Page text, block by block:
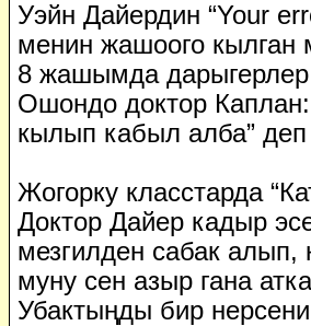
Уэйн Дайердин “Your
менин жашоого кылган
8 жашымда
Ошондо доктор
кылып кабыл алба” деп
Жогорку класстарда
Доктор Дайер кадыр
мезгилден сабак алып,
муну сен азыр гана
Убактыңды бир